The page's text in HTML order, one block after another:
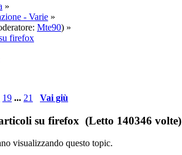
»
- Varie »
Mte90) »
firefox
19 ... 21 Vai giù
su firefox (Letto 140346 volte)
visualizzando questo topic.